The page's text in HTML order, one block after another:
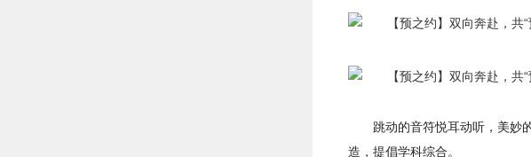
跳动的音符悦耳动听，美妙
造，提倡学科综合。